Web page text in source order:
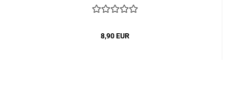
8,90 EUR